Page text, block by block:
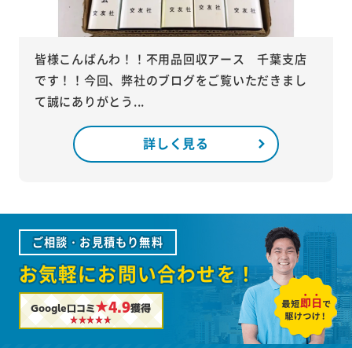
皆様こんばんわ！！不用品回収アース 千葉支店
です！！今回、弊社のブログをご覧いただきまし
て誠にありがとう...
詳しく見る
ご相談・お見積もり無料
お気軽にお問い合わせを！
Google口コミ★4.9獲得